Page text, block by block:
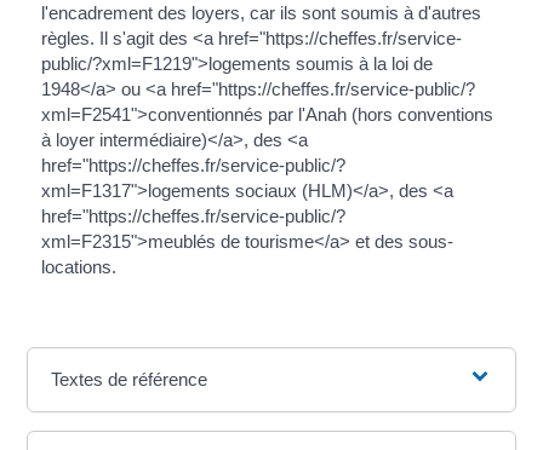
l'encadrement des loyers, car ils sont soumis à d'autres
règles. Il s'agit des <a href="https://cheffes.fr/service-
public/?xml=F1219">logements soumis à la loi de
1948</a> ou <a href="https://cheffes.fr/service-public/?
xml=F2541">conventionnés par l'Anah (hors conventions
à loyer intermédiaire)</a>, des <a
href="https://cheffes.fr/service-public/?
xml=F1317">logements sociaux (HLM)</a>, des <a
href="https://cheffes.fr/service-public/?
xml=F2315">meublés de tourisme</a> et des sous-
locations.
Textes de référence